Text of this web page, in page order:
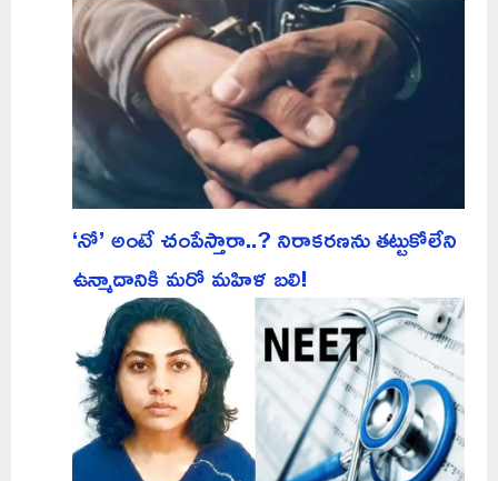
‘నో’ అంటే చంపేస్తారా..? నిరాకరణను తట్టుకోలేని
ఉన్మాదానికి మరో మహిళ బలి!